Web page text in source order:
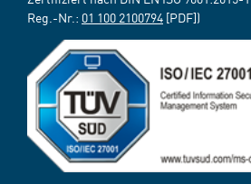
Reg.-Nr.: 01 100 2100794 [PDF])